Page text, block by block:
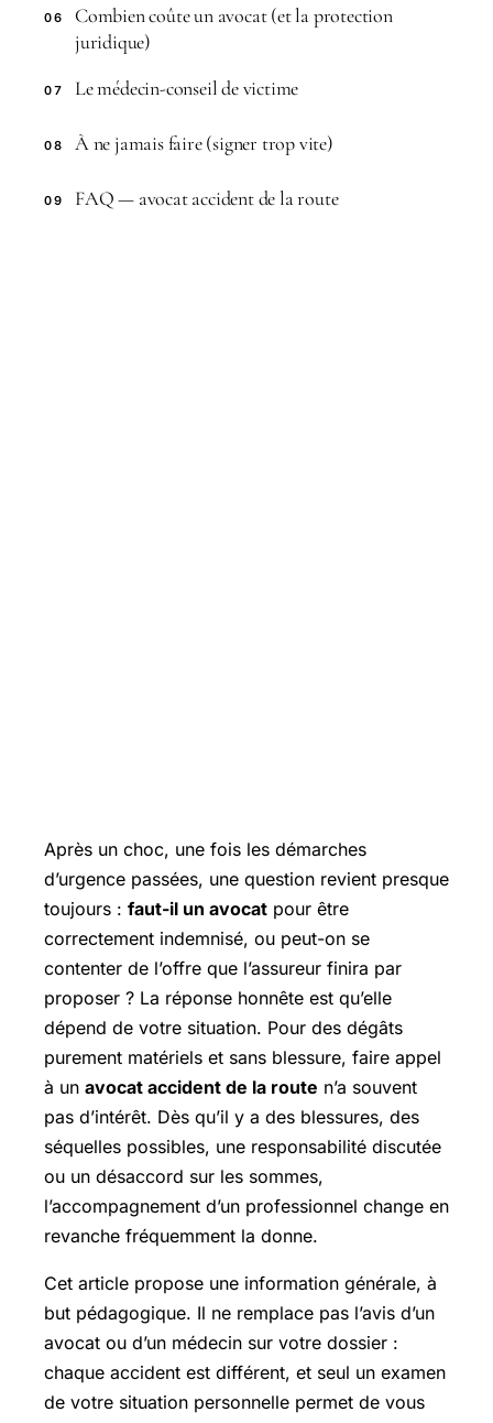
06
Combien coûte un avocat (et la protection
juridique)
07 Le médecin-conseil de victime
08 À ne jamais faire (signer trop vite)
09 FAQ — avocat accident de la route
Après un choc, une fois les démarches
d’urgence passées, une question revient presque
toujours : faut-il un avocat pour être
correctement indemnisé, ou peut-on se
contenter de l’offre que l’assureur finira par
proposer ? La réponse honnête est qu’elle
dépend de votre situation. Pour des dégâts
purement matériels et sans blessure, faire appel
à un avocat accident de la route n’a souvent
pas d’intérêt. Dès qu’il y a des blessures, des
séquelles possibles, une responsabilité discutée
ou un désaccord sur les sommes,
l’accompagnement d’un professionnel change en
revanche fréquemment la donne.
Cet article propose une information générale, à
but pédagogique. Il ne remplace pas l’avis d’un
avocat ou d’un médecin sur votre dossier :
chaque accident est différent, et seul un examen
de votre situation personnelle permet de vous